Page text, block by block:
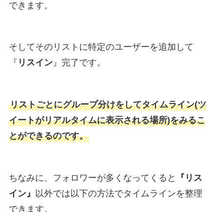
できます。
そしてそのリストに特定のユーザーを追加して
『 リスイン』完了です。
リストごとにグループ分けをしてタイムライン(ツ
イートがリアルタイムに表示される場所)をみるこ
とができるのです。
ちなみに、フォロワーが多くなってくると
『リス
イン』
以外では以下の方法でタイムラインを整理
できます。